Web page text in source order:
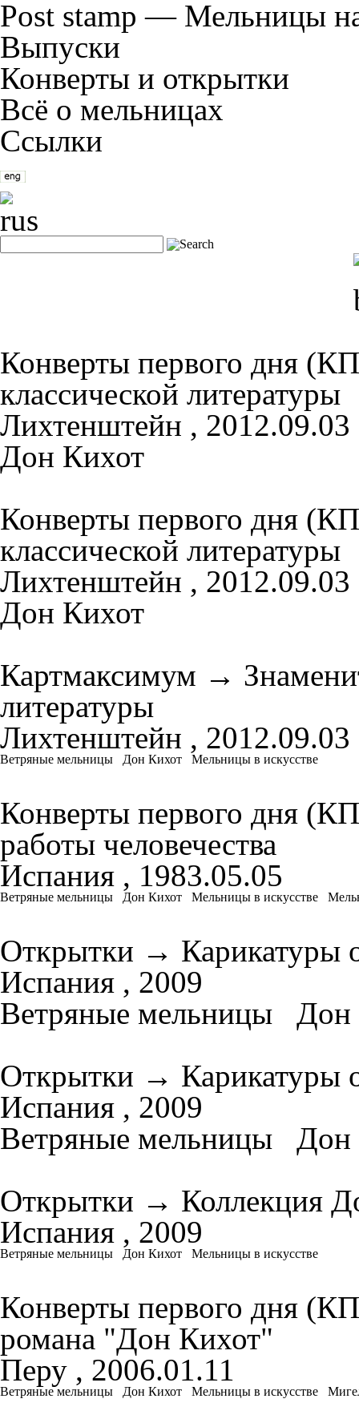
Post stamp — Мельницы
Выпуски
Конверты и открытки
Всё о мельницах
Ссылки
Конверты первого дня
классической литературы
Лихтенштейн , 2012.09.03
Дон Кихот
Конверты первого дня
классической литературы
Лихтенштейн , 2012.09.03
Дон Кихот
Картмаксимум →
литературы
Лихтенштейн , 2012.09.03
Ветряные мельницы Дон Кихот Мельницы в искусстве
Конверты первого дня
работы человечества
Испания , 1983.05.05
Ветряные мельницы Дон Кихот Мельницы в искусстве
Открытки → Карикатуры
Испания , 2009
Ветряные мельницы
Дон
Открытки → Карикатуры
Испания , 2009
Ветряные мельницы
Дон
Открытки → Коллекция
Испания , 2009
Ветряные мельницы Дон Кихот Мельницы в искусстве
Конверты первого дня
романа "Дон Кихот"
Перу , 2006.01.11
Ветряные мельницы Дон Кихот Мельницы в искусстве